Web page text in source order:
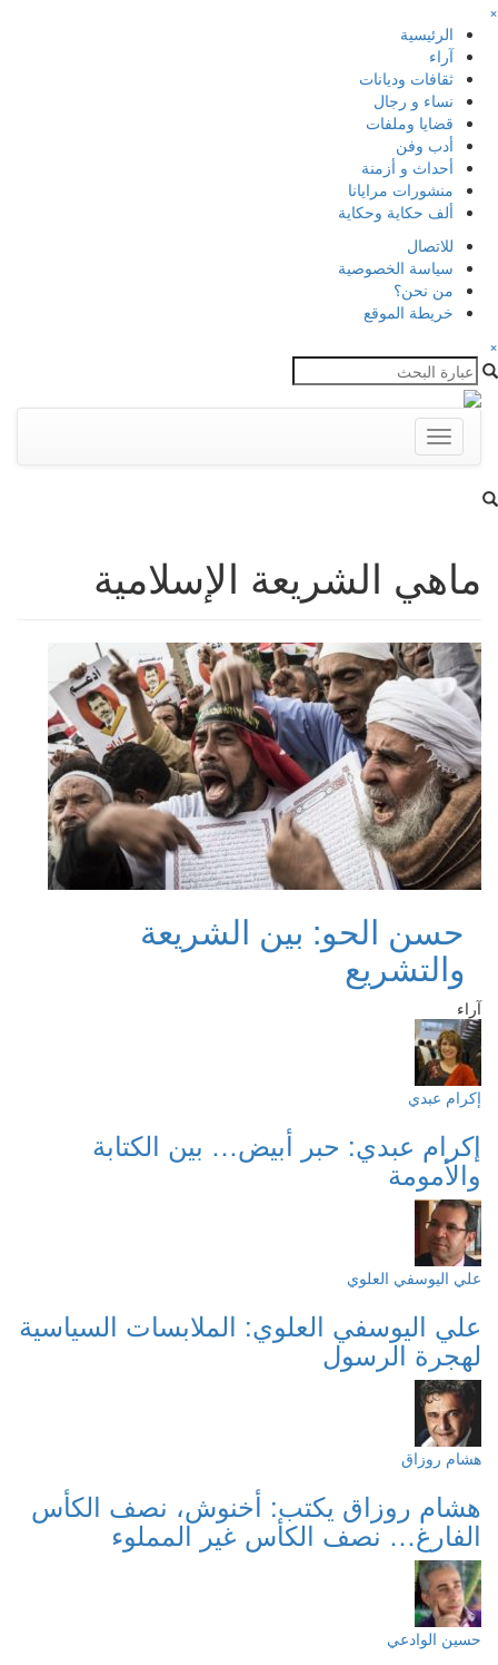
×
الرئيسية
آراء
ثقافات وديانات
نساء و رجال
قضايا وملفات
أدب وفن
أحداث و أزمنة
منشورات مرايانا
ألف حكاية وحكاية
للاتصال
سياسة الخصوصية
من نحن؟
خريطة الموقع
×
Toggle
navigation
ماهي الشريعة الإسلامية
حسن الحو: بين الشريعة
والتشريع
آراء
إكرام عبدي
إكرام عبدي: حبر أبيض… بين الكتابة
والأمومة
علي اليوسفي العلوي
علي اليوسفي العلوي: الملابسات السياسية
لهجرة الرسول
هشام روزاق
هشام روزاق يكتب: أخنوش، نصف الكأس
الفارغ… نصف الكأس غير المملوء
حسين الوادعي